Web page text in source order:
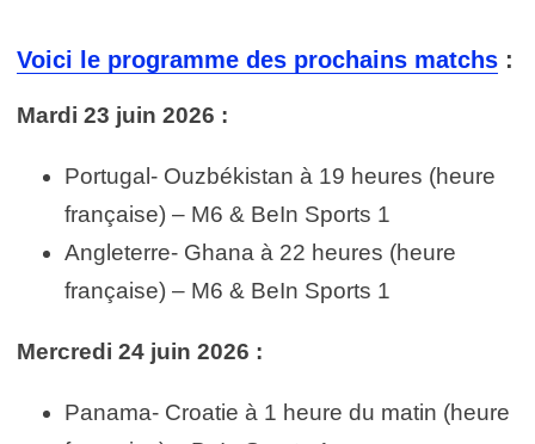
Voici le programme des prochains matchs :
Mardi 23 juin 2026 :
Portugal- Ouzbékistan à 19 heures (heure
française) – M6 & BeIn Sports 1
Angleterre- Ghana à 22 heures (heure
française) – M6 & BeIn Sports 1
Mercredi 24 juin 2026 :
Panama- Croatie à 1 heure du matin (heure